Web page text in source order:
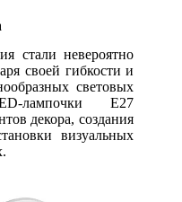
стали невероятно
своей гибкости и
световых
лампочки Е27
декора, создания
визуальных